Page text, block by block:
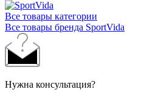
Все товары категории
Все товары бренда SportVida
Нужна консультация?